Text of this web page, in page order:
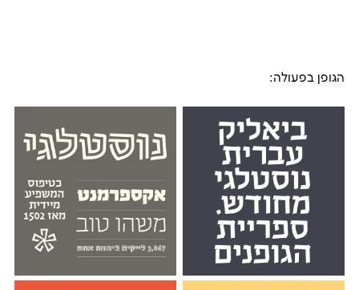
הגופן בפעולה: